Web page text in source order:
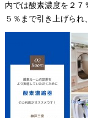
内では酸素濃度を２７
５％まで引き上げられ